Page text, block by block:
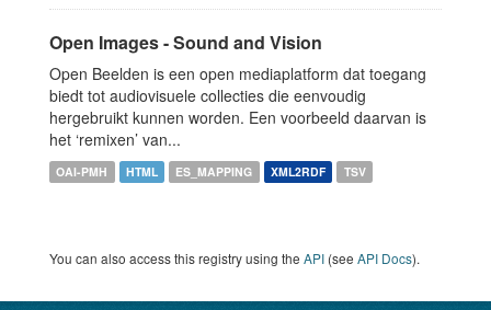
Open Images - Sound and Vision
Open Beelden is een open mediaplatform dat toegang
biedt tot audiovisuele collecties die eenvoudig
hergebruikt kunnen worden. Een voorbeeld daarvan is
het ‘remixen’ van...
OAI-PMH HTML ES_MAPPING XML2RDF TSV
You can also access this registry using the API (see API Docs).